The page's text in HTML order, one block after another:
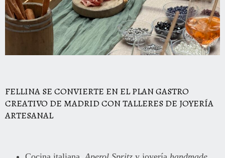
FELLINA SE CONVIERTE EN EL PLAN GASTRO
CREATIVO DE MADRID CON TALLERES DE JOYERÍA
ARTESANAL